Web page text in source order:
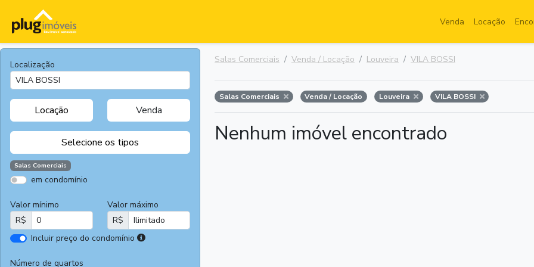
Venda Locação
Localização
Locação Venda
Selecione os tipos
Casas
Casas
Comerciais
Salas
Chácaras e
Salas Comerciais
em condomínio
Valor mínimo
R$
Valor máximo
R$
Incluir preço do condomínio
I
Número de quartos
Salas Comerciais Venda / Locação Louveira VILA BOSSI
Salas Comerciais Venda / Locação Louveira VILA BOSSI
Nenhum imóvel encontrado